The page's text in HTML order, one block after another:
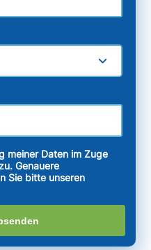
meiner Daten im Zuge
Genauere
Sie bitte unseren